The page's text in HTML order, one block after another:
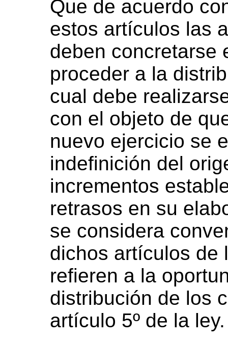
Que de acuerdo
estos artículos las
deben concretarse
proceder a la
cual debe
con el objeto de
nuevo ejercicio se
indefinición del
incrementos
retrasos en su
se considera
dichos artículos de
refieren a la
distribución de los
artículo 5º de la ley.